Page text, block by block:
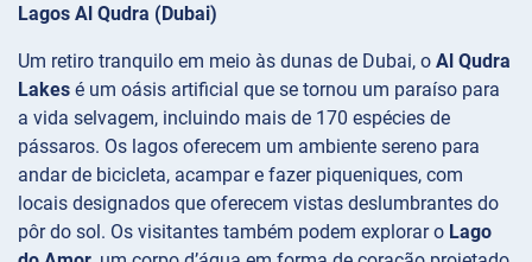
Lagos Al Qudra (Dubai)
Um retiro tranquilo em meio às dunas de Dubai, o Al Qudra
Lakes é um oásis artificial que se tornou um paraíso para
a vida selvagem, incluindo mais de 170 espécies de
pássaros. Os lagos oferecem um ambiente sereno para
andar de bicicleta, acampar e fazer piqueniques, com
locais designados que oferecem vistas deslumbrantes do
pôr do sol. Os visitantes também podem explorar o Lago